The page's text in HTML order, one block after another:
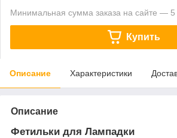
Минимальная сумма заказа на сайте — 5
Купить
Описание Характеристики
Описание
Фетильки для Лампадки